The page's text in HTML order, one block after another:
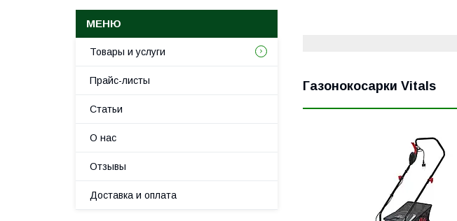
Газонокосарки Vitals
Товары и услуги
Прайс-листы
Статьи
О нас
Отзывы
Доставка и оплата